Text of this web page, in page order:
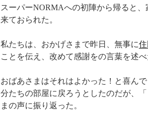
スーパーNORMAへの初陣から帰ると、
来ておられた。
私たちは、おかげさまで昨日、無事に
ことを伝え、改めて感謝をの言葉を述
おばあさまはそれはよかった！と喜ん
分たちの部屋に戻ろうとしたのだが、
まの声に振り返った。